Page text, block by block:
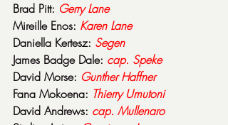
Brad Pitt: Gerry Lane
Mireille Enos: Karen Lane
Daniella Kertesz: Segen
James Badge Dale: cap. Speke
David Morse: Gunther Haffner
Fana Mokoena: Thierry Umutoni
David Andrews: cap. Mullenaro